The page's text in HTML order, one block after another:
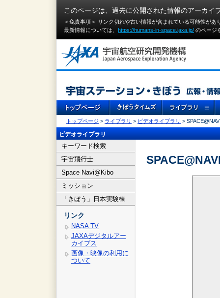
このページは、過去に公開された情報のアーカイ
＜免責事項＞ リンク切れや古い情報が含まれている可能性が
最新情報については、 https://humans-in-space.jaxa.jp/ のページ
トップページ > ライブラリ > ビデオライブラリ >
ビデオライブラリ
キーワード検索
宇宙飛行士
Space Navi@Kibo
ミッション
「きぼう」日本実験棟
リンク
NASA TV
JAXAデジタルアー
カイブス
画像・映像の利用に
ついて